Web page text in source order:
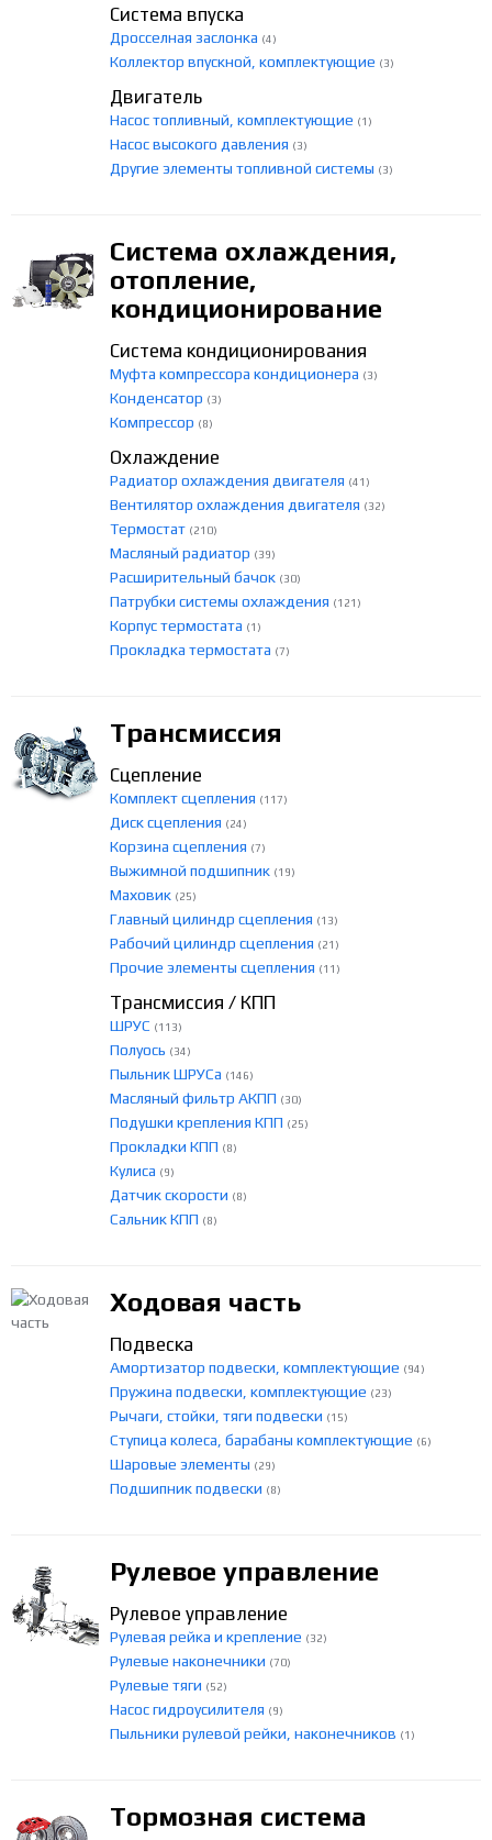
Система впуска
Дросселная заслонка (4)
Коллектор впускной, комплектующие (3)
Двигатель
Насос топливный, комплектующие (1)
Насос высокого давления (3)
Другие элементы топливной системы (3)
Система охлаждения,
отопление,
кондиционирование
Система кондиционирования
Муфта компрессора кондиционера (3)
Конденсатор (3)
Компрессор (8)
Охлаждение
Радиатор охлаждения двигателя (41)
Вентилятор охлаждения двигателя (32)
Термостат (210)
Масляный радиатор (39)
Расширительный бачок (30)
Патрубки системы охлаждения (121)
Корпус термостата (1)
Прокладка термостата (7)
Трансмиссия
Сцепление
Комплект сцепления (117)
Диск сцепления (24)
Корзина сцепления (7)
Выжимной подшипник (19)
Маховик (25)
Главный цилиндр сцепления (13)
Рабочий цилиндр сцепления (21)
Прочие элементы сцепления (11)
Трансмиссия / КПП
ШРУС (113)
Полуось (34)
Пыльник ШРУСа (146)
Масляный фильтр АКПП (30)
Подушки крепления КПП (25)
Прокладки КПП (8)
Кулиса (9)
Датчик скорости (8)
Сальник КПП (8)
Ходовая часть
Подвеска
Амортизатор подвески, комплектующие (94)
Пружина подвески, комплектующие (23)
Рычаги, стойки, тяги подвески (15)
Ступица колеса, барабаны комплектующие (6)
Шаровые элементы (29)
Подшипник подвески (8)
Рулевое управление
Рулевое управление
Рулевая рейка и крепление (32)
Рулевые наконечники (70)
Рулевые тяги (52)
Насос гидроусилителя (9)
Пыльники рулевой рейки, наконечников (1)
Тормозная система